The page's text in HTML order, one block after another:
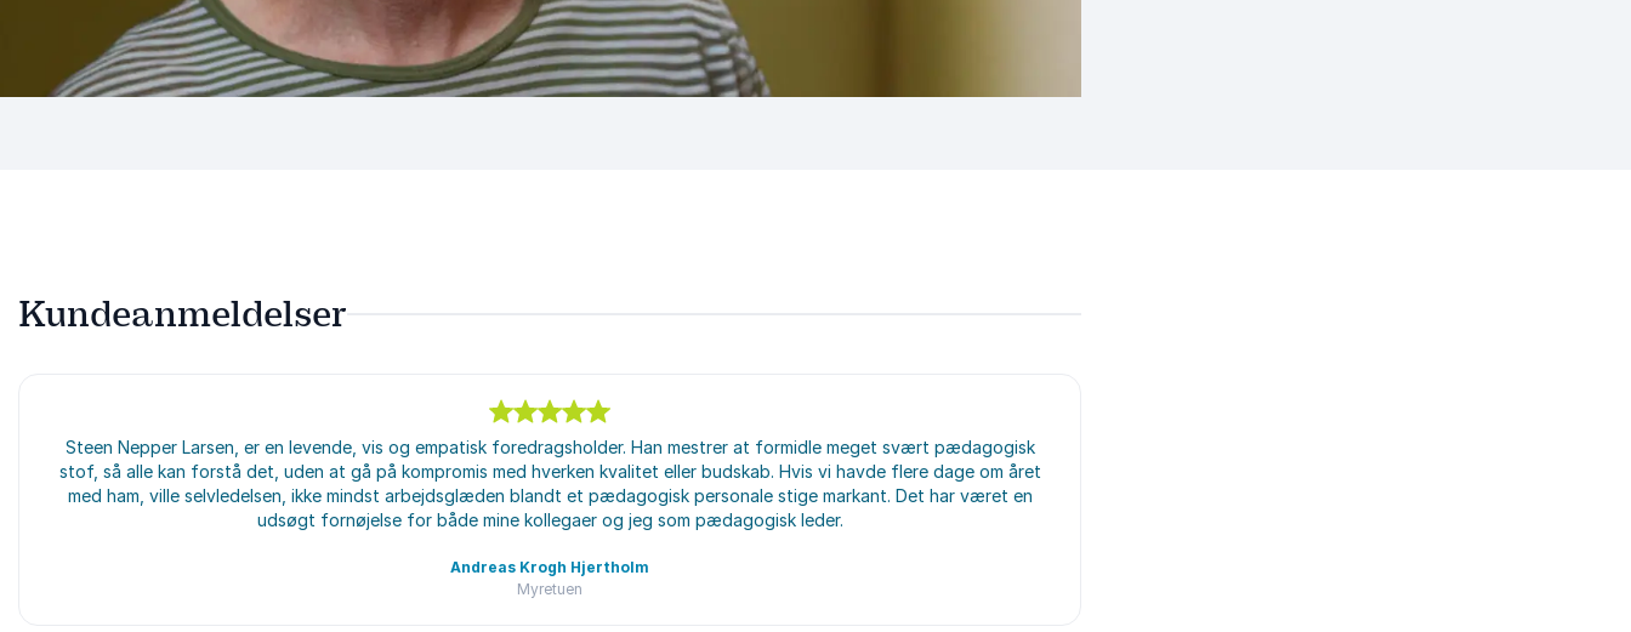
Kundeanmeldelser
5ud af5
Steen Nepper Larsen, er en levende, vis og empatisk foredragsholder. Han mestrer at formidle meget svært pædagogisk
stof, så alle kan forstå det, uden at gå på kompromis med hverken kvalitet eller budskab. Hvis vi havde flere dage om året
med ham, ville selvledelsen, ikke mindst arbejdsglæden blandt et pædagogisk personale stige markant. Det har været en
udsøgt fornøjelse for både mine kollegaer og jeg som pædagogisk leder.
Andreas Krogh Hjertholm
Myretuen